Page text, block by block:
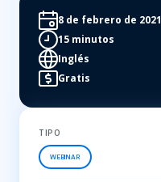
8 de febrero de 2021
15 minutos
Inglés
Gratis
TIPO
WEBINAR